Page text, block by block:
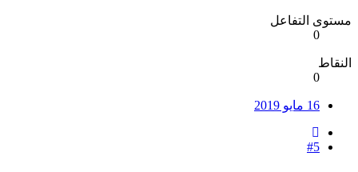
مستوى التفاعل
0
النقاط
0
16 مايو 2019
#5